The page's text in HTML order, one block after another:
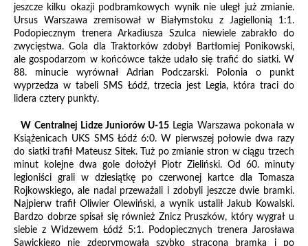
jeszcze kilku okazji podbramkowych wynik nie uległ już zmianie.
Ursus Warszawa zremisował w Białymstoku z Jagiellonią 1:1.
Podopiecznym trenera Arkadiusza Szulca niewiele zabrakło do
zwycięstwa. Gola dla Traktorków zdobył Bartłomiej Ponikowski,
ale gospodarzom w końcówce także udało się trafić do siatki. W
88. minucie wyrównał Adrian Podczarski. Polonia o punkt
wyprzedza w tabeli SMS Łódź, trzecia jest Legia, która traci do
lidera cztery punkty.
W Centralnej Lidze Juniorów U-15 Legia Warszawa pokonała w
Książenicach UKS SMS Łódź 6:0. W pierwszej połowie dwa razy
do siatki trafił Mateusz Sitek. Tuż po zmianie stron w ciągu trzech
minut kolejne dwa gole dołożył Piotr Zieliński. Od 60. minuty
legioniści grali w dziesiątkę po czerwonej kartce dla Tomasza
Rojkowskiego, ale nadal przeważali i zdobyli jeszcze dwie bramki.
Najpierw trafił Oliwier Olewiński, a wynik ustalił Jakub Kowalski.
Bardzo dobrze spisał się również Znicz Pruszków, który wygrał u
siebie z Widzewem Łódź 5:1. Podopiecznych trenera Jarosława
Sawickiego nie zdeprymowała szybko stracona bramka i po